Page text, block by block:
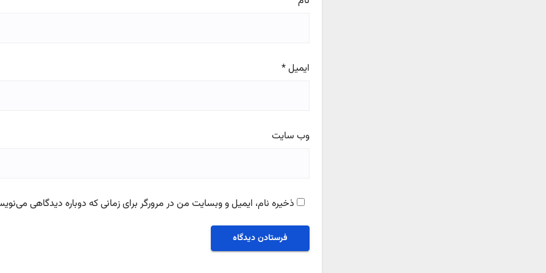
ایمیل*
وب‌ سایت
ذخیره نام، ایمیل و وبسایت من در مرورگر برای زمانی که دوباره دیدگاهی